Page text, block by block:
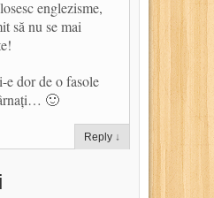
englezisme,
să nu se mai
e dor de o fasole
🙂
Reply ↓